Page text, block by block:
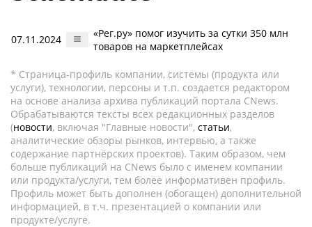
07.11.2024
«Рег.ру» помог изучить за сутки 350 млн
товаров на маркетплейсах
* Страница-профиль компании, системы (продукта или
услуги), технологии, персоны и т.п. создается редактором
на основе анализа архива публикаций портала CNews.
Обрабатываются тексты всех редакционных разделов
(новости, включая "Главные новости", статьи,
аналитические обзоры рынков, интервью, а также
содержание партнёрских проектов). Таким образом, чем
больше публикаций на CNews было с именем компании
или продукта/услуги, тем более информативен профиль.
Профиль может быть дополнен (обогащен) дополнительной
информацией, в т.ч. презентацией о компании или
продукте/услуге.